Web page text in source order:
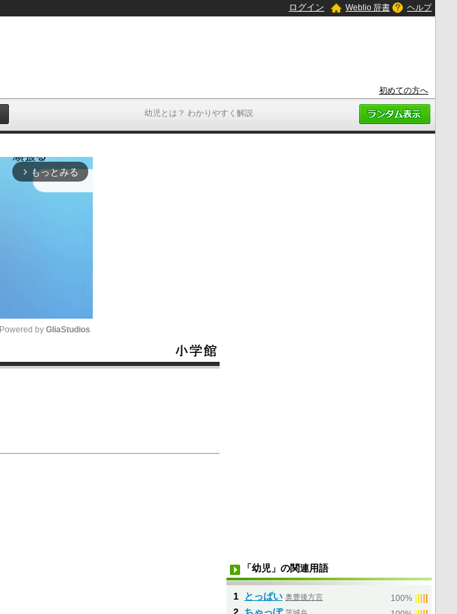
幼児とは？ わかりやすく解説
ログイン Weblio 辞書 ヘルプ
初めての方へ
arrow_forward_ios もっとみる
M
Powered by GliaStudios
「幼児」の関連用語
1 とっぱい 奥豊後方言 100%